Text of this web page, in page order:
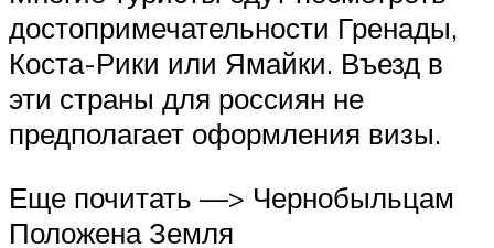
достопримечательности Гренады,
Коста-Рики или Ямайки. Въезд в
эти страны для россиян не
предполагает оформления визы.
Еще почитать —> Чернобыльцам
Положена Земля